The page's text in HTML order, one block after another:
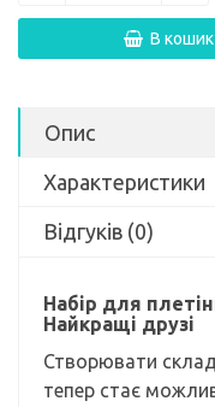
В кошик
Опис
Характеристики
Відгуків (0)
Набір для
Найкращі друзі
Створювати
тепер стає